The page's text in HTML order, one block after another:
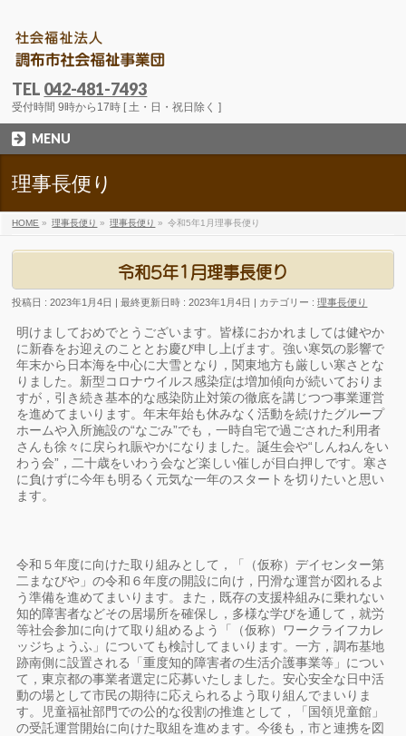
TEL 042-481-7493
受付時間 9時から17時 [ 土・日・祝日除く ]
MENU
理事長便り
HOME » 理事長便り » 理事長便り » 令和5年1月理事長便り
令和5年1月理事長便り
投稿日 : 2023年1月4日 最終更新日時 : 2023年1月4日 カテゴリー :理事長便り
明けましておめでとうございます。皆様におかれましては健やか
に新春をお迎えのこととお慶び申し上げます。強い寒気の影響で
年末から日本海を中心に大雪となり，関東地方も厳しい寒さとな
りました。新型コロナウイルス感染症は増加傾向が続いておりま
すが，引き続き基本的な感染防止対策の徹底を講じつつ事業運営
を進めてまいります。年末年始も休みなく活動を続けたグループ
ホームや入所施設の“なごみ”でも，一時自宅で過ごされた利用者
さんも徐々に戻られ賑やかになりました。誕生会や“しんねんをい
わう会”，二十歳をいわう会など楽しい催しが目白押しです。寒さ
に負けずに今年も明るく元気な一年のスタートを切りたいと思い
ます。
令和５年度に向けた取り組みとして，「（仮称）デイセンター第
二まなびや」の令和６年度の開設に向け，円滑な運営が図れるよ
う準備を進めてまいります。また，既存の支援枠組みに乗れない
知的障害者などその居場所を確保し，多様な学びを通して，就労
等社会参加に向けて取り組めるよう「（仮称）ワークライフカレ
ッジちょうふ」についても検討してまいります。一方，調布基地
跡南側に設置される「重度知的障害者の生活介護事業等」につい
て，東京都の事業者選定に応募いたしました。安心安全な日中活
動の場として市民の期待に応えられるよう取り組んでまいりま
す。児童福祉部門での公的な役割の推進として，「国領児童館」
の受託運営開始に向けた取組を進めます。今後も，市と連携を図